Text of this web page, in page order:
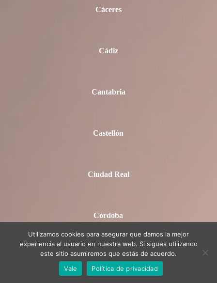
Cáceres
Cádiz
Cantabria
Castellón
Ciudad Real
Córdoba
Cuenca
Utilizamos cookies para asegurar que damos la mejor
experiencia al usuario en nuestra web. Si sigues utilizando
este sitio asumiremos que estás de acuerdo.
Vale
Política de privacidad